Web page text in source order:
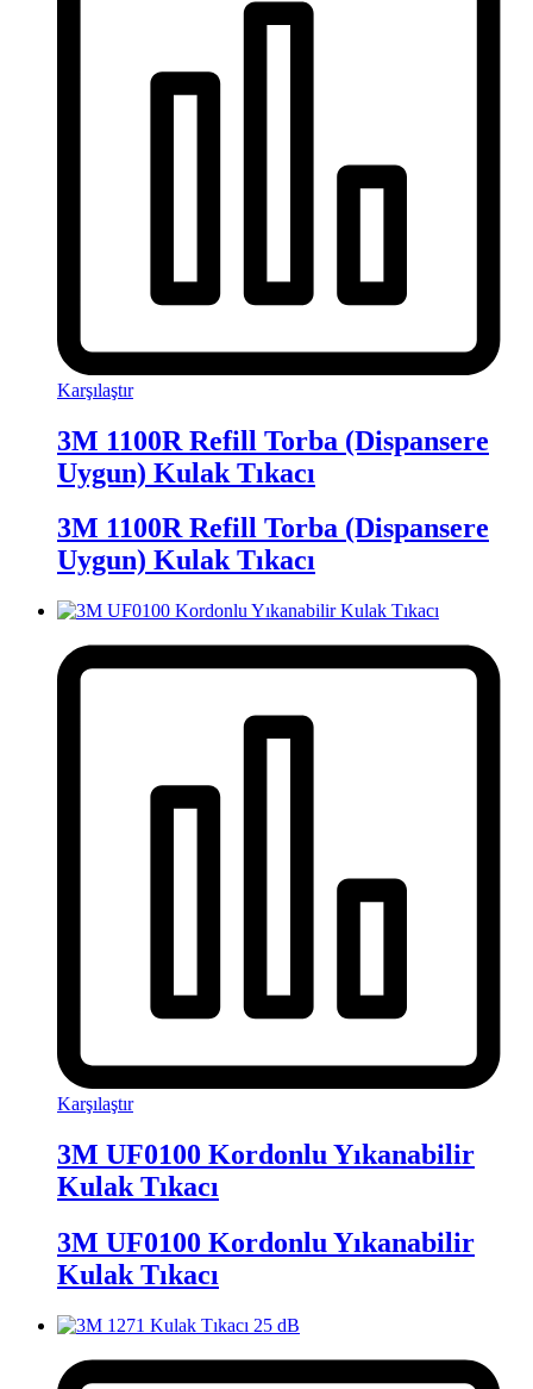
Karşılaştır
3M 1100R Refill Torba (Dispansere
Uygun) Kulak Tıkacı
3M 1100R Refill Torba (Dispansere
Uygun) Kulak Tıkacı
Karşılaştır
3M UF0100 Kordonlu Yıkanabilir
Kulak Tıkacı
3M UF0100 Kordonlu Yıkanabilir
Kulak Tıkacı